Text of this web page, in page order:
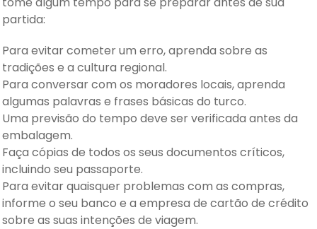
partida:
Para evitar cometer um erro, aprenda sobre as
tradições e a cultura regional.
Para conversar com os moradores locais, aprenda
algumas palavras e frases básicas do turco.
Uma previsão do tempo deve ser verificada antes da
embalagem.
Faça cópias de todos os seus documentos críticos,
incluindo seu passaporte.
Para evitar quaisquer problemas com as compras,
informe o seu banco e a empresa de cartão de crédito
sobre as suas intenções de viagem.